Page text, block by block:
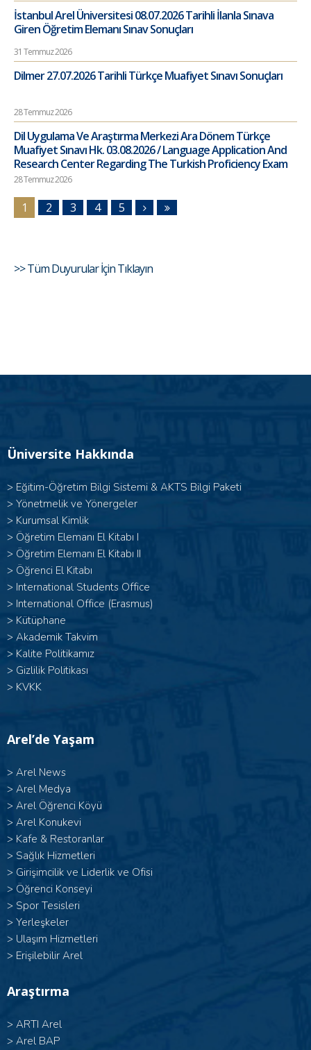
İstanbul Arel Üniversitesi 08.07.2026 Tarihli İlanla Sınava
Giren Öğretim Elemanı Sınav Sonuçları
31 Temmuz 2026
Dilmer 27.07.2026 Tarihli Türkçe Muafiyet Sınavı Sonuçları
28 Temmuz 2026
Dil Uygulama Ve Araştırma Merkezi Ara Dönem Türkçe
Muafiyet Sınavı Hk. 03.08.2026 / Language Application And
Research Center Regarding The Turkish Proficiency Exam
28 Temmuz 2026
1 2 3 4 5
>> Tüm Duyurular İçin Tıklayın
Üniversite Hakkında
> Eğitim-Öğretim Bilgi Sistemi & AKTS Bilgi Paketi
> Yönetmelik ve Yönergeler
> Kurumsal Kimlik
> Öğretim Elemanı El Kitabı I
> Öğretim Elemanı El Kitabı II
> Öğrenci El Kitabı
> International Students Office
> International Office (Erasmus)
> Kütüphane
> Akademik Takvim
> Kalite Politikamız
> Gizlilik Politikası
> KVKK
Arel’de Yaşam
> Arel News
> Arel Medya
> Arel Öğrenci Köyü
> Arel Konukevi
> Kafe & Restoranlar
> Sağlık Hizmetleri
> Girişimcilik ve Liderlik ve Ofisi
> Öğrenci Konseyi
> Spor Tesisleri
> Yerleşkeler
> Ulaşım Hizmetleri
> Erişilebilir Arel
Araştırma
> ARTI Arel
> Arel BAP